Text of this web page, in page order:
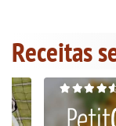
Receitas